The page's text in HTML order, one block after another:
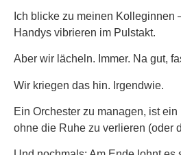
Ich blicke zu meinen Kolleginnen
Handys vibrieren im Pulstakt.
Aber wir lächeln. Immer. Na gut,
Wir kriegen das hin. Irgendwie.
Ein Orchester zu managen, ist
ohne die Ruhe zu verlieren (oder